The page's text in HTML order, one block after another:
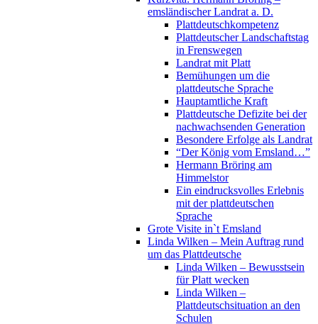
emsländischer Landrat a. D.
Plattdeutschkompetenz
Plattdeutscher Landschaftstag
in Frenswegen
Landrat mit Platt
Bemühungen um die
plattdeutsche Sprache
Hauptamtliche Kraft
Plattdeutsche Defizite bei der
nachwachsenden Generation
Besondere Erfolge als Landrat
“Der König vom Emsland…”
Hermann Bröring am
Himmelstor
Ein eindrucksvolles Erlebnis
mit der plattdeutschen
Sprache
Grote Visite in`t Emsland
Linda Wilken – Mein Auftrag rund
um das Plattdeutsche
Linda Wilken – Bewusstsein
für Platt wecken
Linda Wilken –
Plattdeutschsituation an den
Schulen